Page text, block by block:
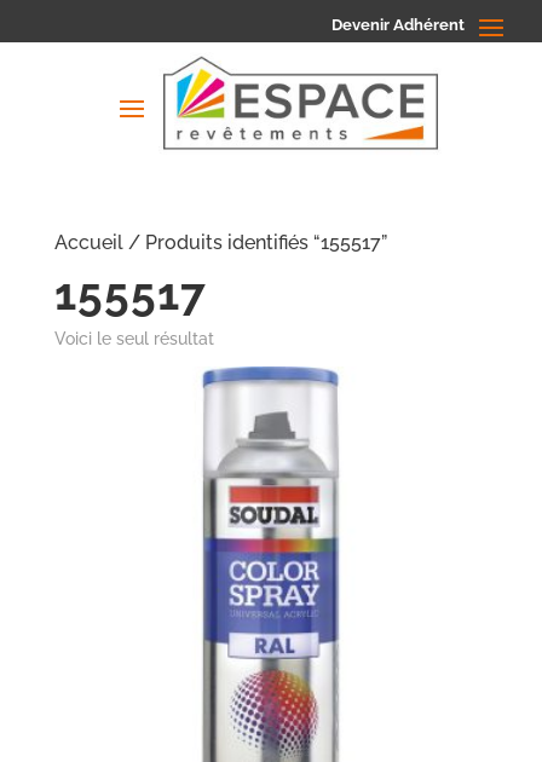
Devenir Adhérent
Accueil/ Produits identifiés “155517”
155517
Voici le seul résultat